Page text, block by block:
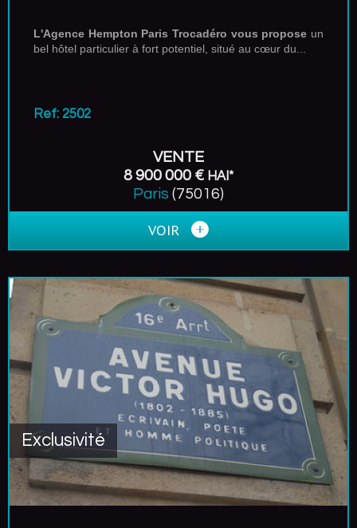
L'Agence Hempton Paris Trocadéro vous propose un
bel hôtel particulier à fort potentiel, situé au cœur du...
Ref: 2502
VENTE
8 900 000 € HAI*
Paris (75016)
VOIR
Exclusivité